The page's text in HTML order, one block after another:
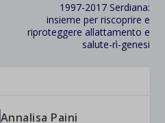
1997-2017 Serdiana:
insieme per riscoprire e
riproteggere allattamento e
salute-rì-genesi
Annalisa Paini